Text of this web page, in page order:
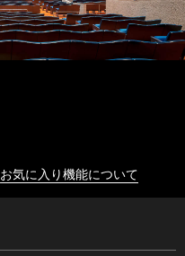
お気に入り機能について